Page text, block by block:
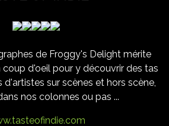
de Froggy's Delight mérite
d'oeil pour y découvrir des tas
sur scènes et hors scène,
nos colonnes ou pas ...